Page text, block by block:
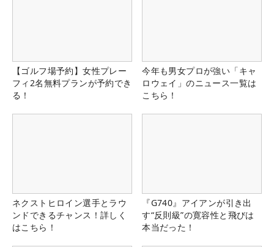
【ゴルフ場予約】女性プレー
フィ2名無料プランが予約でき
る！
今年も男女プロが強い「キャ
ロウェイ」のニュース一覧は
こちら！
ネクストヒロイン選手とラウ
ンドできるチャンス！詳しく
はこちら！
『G740』アイアンが引き出
す“反則級”の寛容性と飛びは
本当だった！